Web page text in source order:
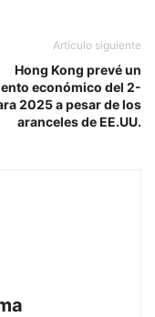
Artículo siguiente
Hong Kong prevé un
económico del 2-
2025 a pesar de los
aranceles de EE.UU.